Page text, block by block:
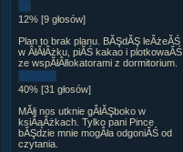
12% [9 głosów]
Plan to brak planu. BĂŞdĂŞ leÂżeĂŚ
w ÂłĂłÂżku, piĂŚ kakao i plotkowaĂŚ
ze wspĂłÂłlokatorami z dormitorium.
40% [31 głosów]
MĂłj nos utknie gÂłĂŞboko w
ksiÂąÂżkach. Tylko pani Pince
bĂŞdzie mnie mogÂła odgoniĂŚ od
czytania.